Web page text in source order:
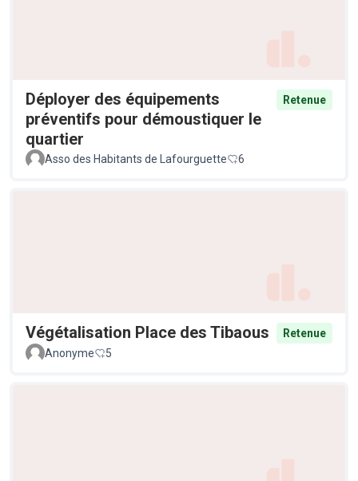
Déployer des équipements
préventifs pour démoustiquer le
quartier
Retenue
Asso des Habitants de Lafourguette 6
Végétalisation Place des Tibaous
Retenue
Anonyme
5